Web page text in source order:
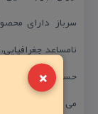
×
سرباز دارای
نامساعد
حساب می آید.
می شود) و سنگ های